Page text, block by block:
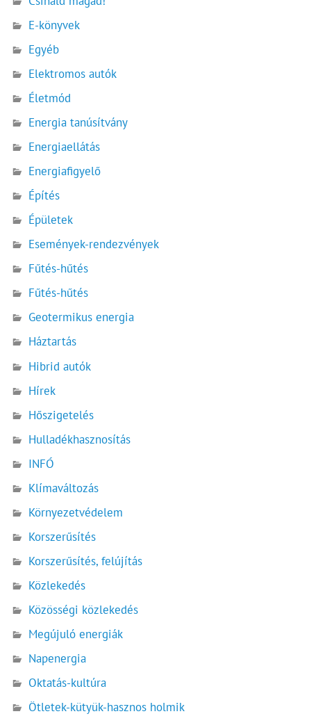
E-könyvek
Egyéb
Elektromos autók
Életmód
Energia tanúsítvány
Energiaellátás
Energiafigyelő
Építés
Épületek
Események-rendezvények
Fűtés-hűtés
Fűtés-hűtés
Geotermikus energia
Háztartás
Hibrid autók
Hírek
Hőszigetelés
Hulladékhasznosítás
INFÓ
Klímaváltozás
Környezetvédelem
Korszerűsítés
Korszerűsítés, felújítás
Közlekedés
Közösségi közlekedés
Megújuló energiák
Napenergia
Oktatás-kultúra
Ötletek-kütyük-hasznos holmik